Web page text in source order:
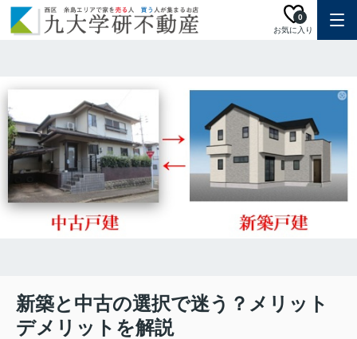
お気に入り
0
新築と中古の選択で迷う？メリット
デメリットを解説